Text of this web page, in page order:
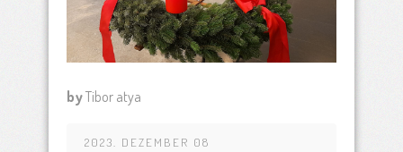
byTibor atya
2023. DEZEMBER 08